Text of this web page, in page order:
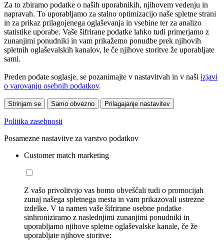
Za to zbiramo podatke o naših uporabnikih, njihovem vedenju in
napravah. To uporabljamo za stalno optimizacijo naše spletne strani
in za prikaz prilagojenega oglaševanja in vsebine ter za analizo
statistike uporabe. Vaše šifrirane podatke lahko tudi primerjamo z
zunanjimi ponudniki in vam prikažemo ponudbe prek njihovih
spletnih oglaševalskih kanalov, le če njihove storitve že uporabljate
sami.
Preden podate soglasje, se pozanimajte v nastavitvah in v naši izjavi
o varovanju osebnih podatkov.
Strinjam se Samo obvezno Prilagajanje nastavitev
Politika zasebnosti
Posamezne nastavitve za varstvo podatkov
Customer match marketing
Z vašo privolitvijo vas bomo obveščali tudi o promocijah
zunaj našega spletnega mesta in vam prikazovali ustrezne
izdelke. V ta namen vaše šifrirane osebne podatke
sinhroniziramo z naslednjimi zunanjimi ponudniki in
uporabljamo njihove spletne oglaševalske kanale, če že
uporabljate njihove storitve: